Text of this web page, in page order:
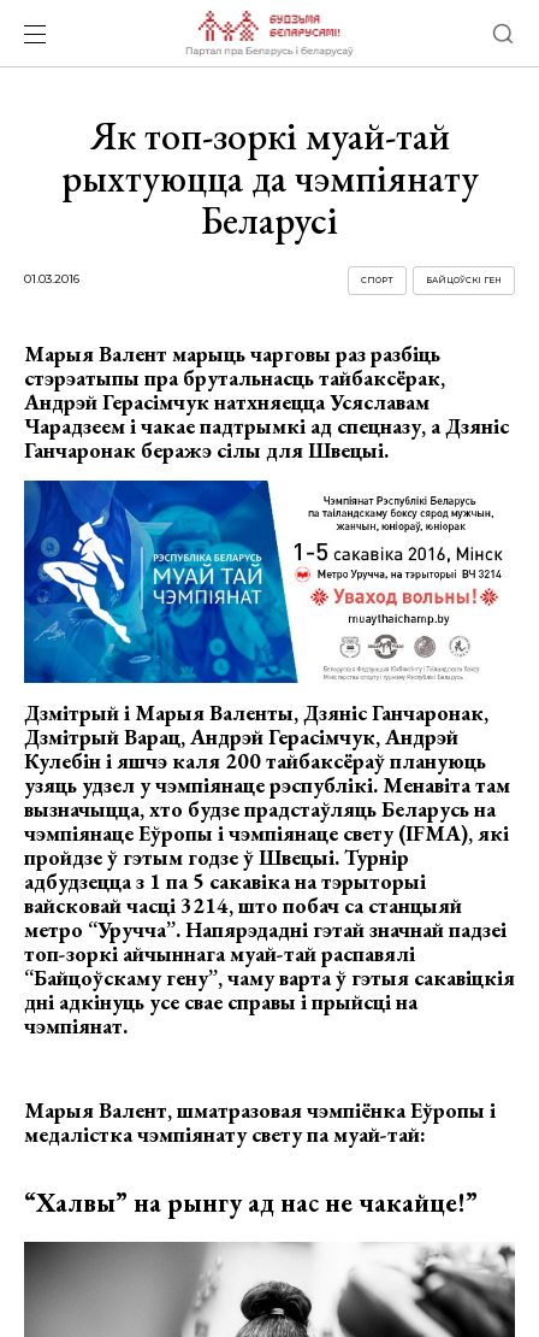
Як топ-зоркі муай-тай
рыхтуюцца да чэмпіянату
Беларусі
01.03.2016 БАЙЦОЎСКІ ГЕН
СПОРТ
Марыя Валент марыць чарговы раз разбіць
стэрэатыпы пра брутальнасць тайбаксёрак,
Андрэй Герасімчук натхняецца Усяславам
Чарадзеем і чакае падтрымкі ад спецназу, а Дзяніс
Ганчаронак беражэ сілы для Швецыі.
Дзмітрый і Марыя Валенты, Дзяніс Ганчаронак,
Дзмітрый Варац, Андрэй Герасімчук, Андрэй
Кулебін і яшчэ каля 200 тайбаксёраў плануюць
узяць удзел у чэмпіянаце рэспублікі. Менавіта там
вызначыцца, хто будзе прадстаўляць Беларусь на
чэмпіянаце Еўропы і чэмпіянаце свету (IFMA), які
пройдзе ў гэтым годзе ў Швецыі. Турнір
адбудзецца з 1 па 5 сакавіка на тэрыторыі
вайсковай часці 3214, што побач са станцыяй
метро “Уручча”. Напярэдадні гэтай значнай падзеі
топ-зоркі айчыннага муай-тай распавялі
“Байцоўскаму гену”, чаму варта ў гэтыя сакавіцкія
дні адкінуць усе свае справы і прыйсці на
чэмпіянат.
Марыя Валент, шматразовая чэмпіёнка Еўропы і
медалістка чэмпіянату свету па муай-тай:
“Халвы” на рынгу ад нас не чакайце!”